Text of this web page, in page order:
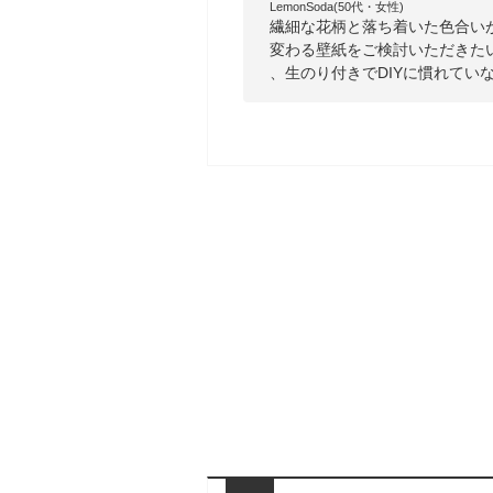
LemonSoda(50代・女性)
繊細な花柄と落ち着いた色合
変わる壁紙をご検討いただき
、生のり付きでDIYに慣れてい